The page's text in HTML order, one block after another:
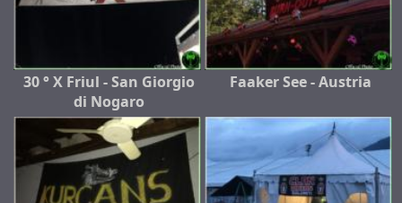
30 ° X Friul - San Giorgio
di Nogaro
Faaker See - Austria